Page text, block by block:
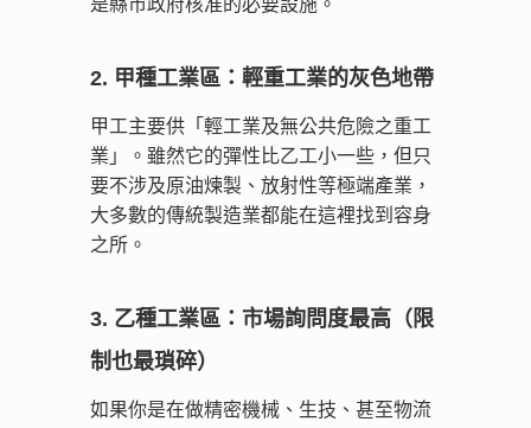
是縣市政府核准的必要設施。
2. 甲種工業區：輕重工業的灰色地帶
甲工主要供「輕工業及無公共危險之重工
業」。雖然它的彈性比乙工小一些，但只
要不涉及原油煉製、放射性等極端產業，
大多數的傳統製造業都能在這裡找到容身
之所。
3. 乙種工業區：市場詢問度最高（限
制也最瑣碎）
如果你是在做精密機械、生技、甚至物流